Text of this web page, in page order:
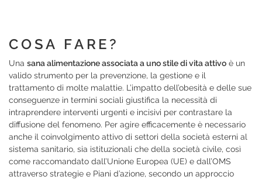
COSA FARE?
Una sana alimentazione associata a uno stile di vita attivo è un
valido strumento per la prevenzione, la gestione e il
trattamento di molte malattie. L’impatto dell’obesità e delle sue
conseguenze in termini sociali giustifica la necessità di
intraprendere interventi urgenti e incisivi per contrastare la
diffusione del fenomeno. Per agire efficacemente è necessario
anche il coinvolgimento attivo di settori della società esterni al
sistema sanitario, sia istituzionali che della società civile, così
come raccomandato dall’Unione Europea (UE) e dall’OMS
attraverso strategie e Piani d’azione, secondo un approccio